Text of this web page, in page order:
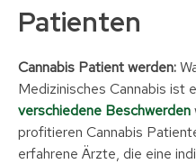
Patienten
Cannabis Patient werden:
Medizinisches Cannabis ist
verschiedene Beschwerden
profitieren Cannabis
erfahrene Ärzte, die eine